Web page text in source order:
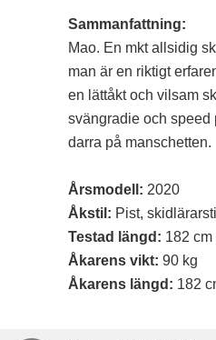
Sammanfattning:
Mao. En mkt allsidig
man är en riktigt
en lättåkt och vilsam
svängradie och speed
darra på manschetten.
Årsmodell: 2020
Åkstil: Pist,
Testad längd: 182 cm
Åkarens vikt: 90 kg
Åkarens längd: 182